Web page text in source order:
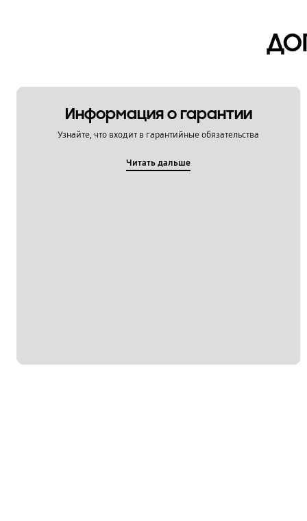
Приложения
Информация о гарантии
Узнайте, что входит в гарантийные обязательства
Читать дальше